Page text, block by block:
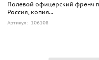
Полевой офицерский френч
Россия, копия...
Артикул: 106108